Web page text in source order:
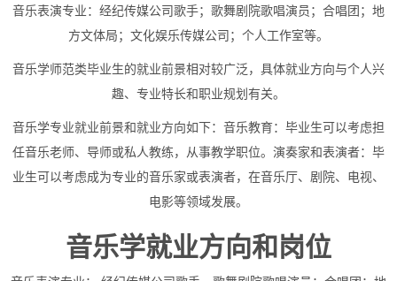
音乐表演专业：经纪传媒公司歌手；歌舞剧院歌唱演员；合唱团；地
方文体局；文化娱乐传媒公司；个人工作室等。
音乐学师范类毕业生的就业前景相对较广泛，具体就业方向与个人兴
趣、专业特长和职业规划有关。
音乐学专业就业前景和就业方向如下：音乐教育：毕业生可以考虑担
任音乐老师、导师或私人教练，从事教学职位。演奏家和表演者：毕
业生可以考虑成为专业的音乐家或表演者，在音乐厅、剧院、电视、
电影等领域发展。
音乐学就业方向和岗位